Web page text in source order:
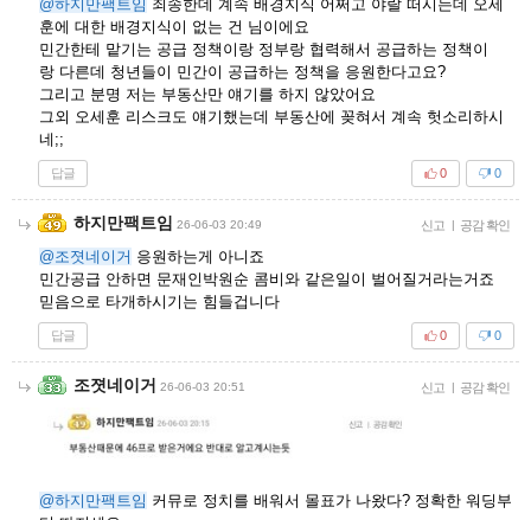
@하지만팩트임 죄송한데 계속 배경지식 어쩌고 야랄 떠시는데 오세
훈에 대한 배경지식이 없는 건 님이에요
민간한테 맡기는 공급 정책이랑 정부랑 협력해서 공급하는 정책이
랑 다른데 청년들이 민간이 공급하는 정책을 응원한다고요?
그리고 분명 저는 부동산만 얘기를 하지 않았어요
그외 오세훈 리스크도 얘기했는데 부동산에 꽂혀서 계속 헛소리하시
네;;
답글 0
0
하지만팩트임 26-06-03 20:49 신고 | 공감 확인
@조졋네이거 응원하는게 아니죠
민간공급 안하면 문재인박원순 콤비와 같은일이 벌어질거라는거죠
믿음으로 타개하시기는 힘들겁니다
답글 0
0
조졋네이거 26-06-03 20:51 신고 | 공감 확인
@하지만팩트임 커뮤로 정치를 배워서 몰표가 나왔다? 정확한 워딩부